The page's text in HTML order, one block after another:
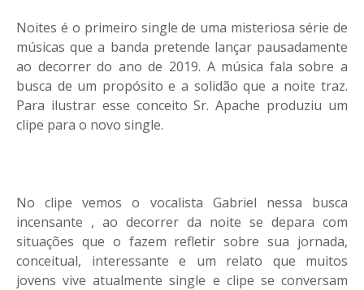
Noites é o primeiro single de uma misteriosa série de
músicas que a banda pretende lançar pausadamente
ao decorrer do ano de 2019. A música fala sobre a
busca de um propósito e a solidão que a noite traz.
Para ilustrar esse conceito Sr. Apache produziu um
clipe para o novo single.
No clipe vemos o vocalista Gabriel nessa busca
incensante , ao decorrer da noite se depara com
situações que o fazem refletir sobre sua jornada,
conceitual, interessante e um relato que muitos
jovens vive atualmente single e clipe se conversam